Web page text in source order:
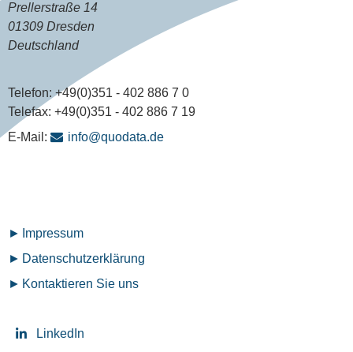
Prellerstraße 14
01309 Dresden
Deutschland
Telefon: +49(0)351 - 402 886 7 0
Telefax: +49(0)351 - 402 886 7 19
E-Mail:
info@quodata.de
Fußzeilenmenü
Impressum
Datenschutz­erklärung
Kontaktieren Sie uns
LinkedIn